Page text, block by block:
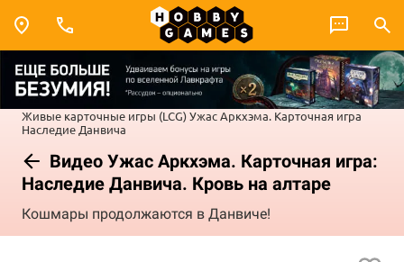
Живые карточные игры (LCG)Ужас Аркхэма. Карточная игра
Наследие Данвича
Видео Ужас Аркхэма. Карточная игра:
Наследие Данвича. Кровь на алтаре
Кошмары продолжаются в Данвиче!